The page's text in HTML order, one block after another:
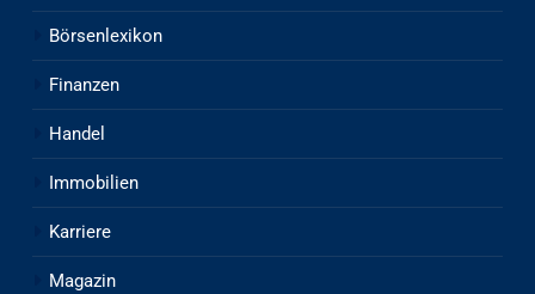
Börsenlexikon
Finanzen
Handel
Immobilien
Karriere
Magazin